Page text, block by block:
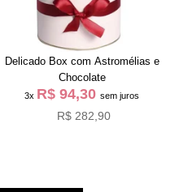
Delicado Box com Astromélias e
Chocolate
3x R$ 94,30sem juros
R$ 282,90